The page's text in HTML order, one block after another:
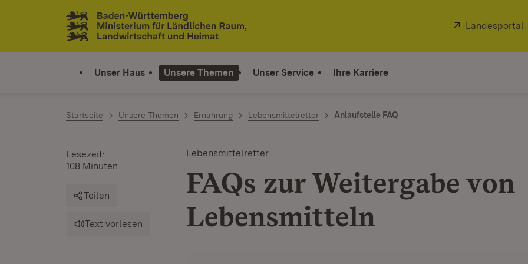
Zum Inhalt springen
Link zur Startseite
Extern:
Landesportal
Unser Haus Unsere Themen Unser Service Ihre Karriere
Startseite Unsere Themen Ernährung Lebensmittelretter Anlaufstelle FAQ
Lebensmittelretter
FAQs zur Weitergabe von
Lebensmitteln
Lesezeit:
108 Minuten
Teilen
Text vorlesen